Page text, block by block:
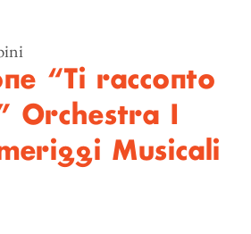
“Ti racconto
Orchestra I
Musicali